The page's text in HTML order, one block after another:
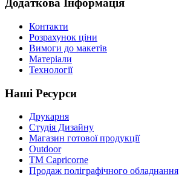
Додаткова Інформація
Контакти
Розрахунок ціни
Вимоги до макетів
Матеріали
Технології
Наші Ресурси
Друкарня
Студія Дизайну
Магазин готової продукції
Outdoor
TM Capricorne
Продаж поліграфічного обладнання